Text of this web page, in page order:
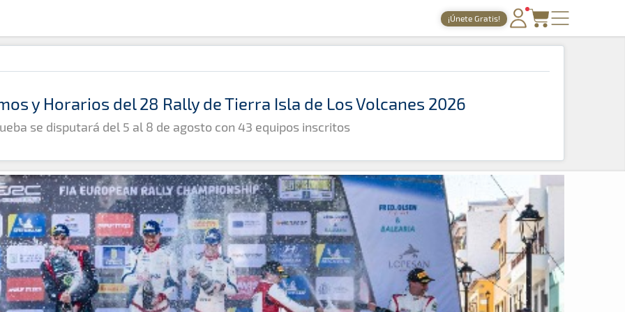
¡Únete Gratis!
PORTADA
TIEMPOS ONLINE
GALERÍAS
TIENDA
ARCHIVO
y Horarios del 28 Rally de Tierra Isla de Los Volcanes 2026
se disputará del 5 al 8 de agosto con 43 equipos inscritos